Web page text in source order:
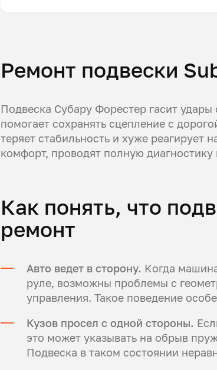
Ремонт подвески
Подвеска Субару Форестер гасит
помогает сохранять сцепление с
теряет стабильность и хуже реагирует
комфорт, проводят полную
Как понять, что
ремонт
Авто ведет в сторону. Когда
руле, возможны проблемы с
управления. Такое поведение
Кузов просел с одной стороны.
это может указывать на обрыв
Подвеска в таком состоянии